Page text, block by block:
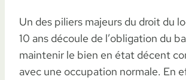
Un des piliers majeurs du droit du
10 ans découle de l’obligation du
maintenir le bien en état décent
avec une occupation normale. En